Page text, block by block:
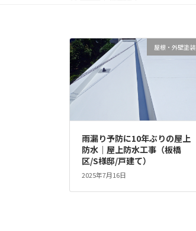
屋根・外壁塗装
雨漏り予防に10年ぶりの屋上
防水｜屋上防水工事（板橋
区/S様邸/戸建て）
2025年7月16日